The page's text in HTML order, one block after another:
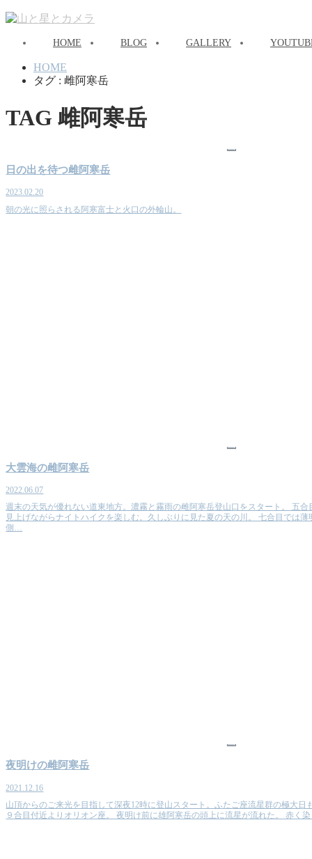
HOME BLOG GALLERY
HOME
タグ : 雌阿寒岳
TAG 雌阿寒岳
日の出を待つ雌阿寒岳
2023.02.20
朝の光に照らされる阿寒富士と火口の外輪山。
大雲海の雌阿寒岳
2022.06.07
週末の天気が優れない道東地方。濃霧と霧雨の雌阿寒岳登山口をスタート。 五
見上げながらナイトハイクを楽しむ。久しぶりに見た夏の天の川。 七合目では
側…
夜明けの雌阿寒岳
2021.12.16
山頂からのご来光を目指して深夜12時に登山スタート。ふたご座流星群の極大日
９合目付近よりオリオン座。 夜明け前に雄阿寒岳の頭上に流星が流れた。 赤く